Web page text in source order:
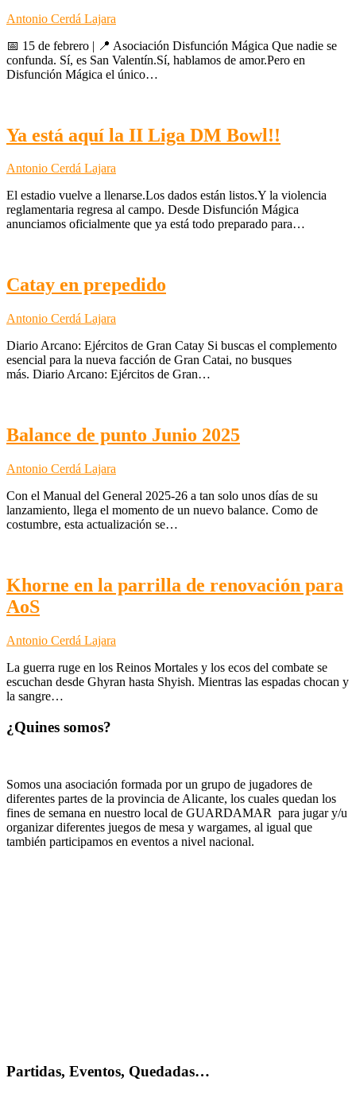
Antonio Cerdá Lajara
📅 15 de febrero | 📍 Asociación Disfunción Mágica Que nadie se
confunda. Sí, es San Valentín.Sí, hablamos de amor.Pero en
Disfunción Mágica el único…
Ya está aquí la II Liga DM Bowl!!
Antonio Cerdá Lajara
El estadio vuelve a llenarse.Los dados están listos.Y la violencia
reglamentaria regresa al campo. Desde Disfunción Mágica
anunciamos oficialmente que ya está todo preparado para…
Catay en prepedido
Antonio Cerdá Lajara
Diario Arcano: Ejércitos de Gran Catay Si buscas el complemento
esencial para la nueva facción de Gran Catai, no busques
más. Diario Arcano: Ejércitos de Gran…
Balance de punto Junio 2025
Antonio Cerdá Lajara
Con el Manual del General 2025-26 a tan solo unos días de su
lanzamiento, llega el momento de un nuevo balance. Como de
costumbre, esta actualización se…
Khorne en la parrilla de renovación para
AoS
Antonio Cerdá Lajara
La guerra ruge en los Reinos Mortales y los ecos del combate se
escuchan desde Ghyran hasta Shyish. Mientras las espadas chocan y
la sangre…
¿Quines somos?
Somos una asociación formada por un grupo de jugadores de
diferentes partes de la provincia de Alicante, los cuales quedan los
fines de semana en nuestro local de GUARDAMAR para jugar y/u
organizar diferentes juegos de mesa y wargames, al igual que
también participamos en eventos a nivel nacional.
Partidas, Eventos, Quedadas…